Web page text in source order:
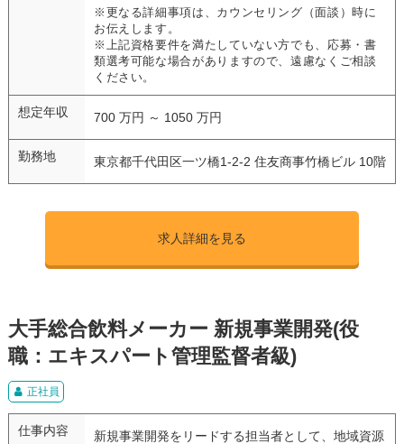
※更なる詳細事項は、カウンセリング（面談）時に
お伝えします。
※上記資格要件を満たしていない方でも、応募・書
類選考可能な場合がありますので、遠慮なくご相談
ください。
想定年収 700 万円 ～ 1050 万円
勤務地 東京都千代田区一ツ橋1-2-2 住友商事竹橋ビル 10階
求人詳細を見る
大手総合飲料メーカー 新規事業開発(役
職：エキスパート管理監督者級)
正社員
仕事内容
新規事業開発をリードする担当者として、地域資源